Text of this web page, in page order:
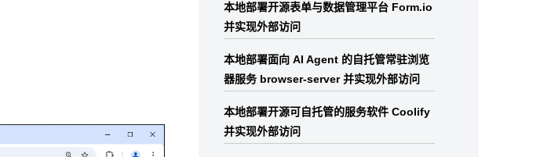
本地部署开源表单与数据管理平台 Form.io
并实现外部访问
本地部署面向 AI Agent 的自托管常驻浏览
器服务 browser-server 并实现外部访问
本地部署开源可自托管的服务软件 Coolify
并实现外部访问